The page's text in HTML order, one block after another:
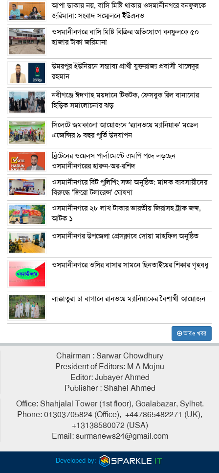
আপা ডাকায় নয়, বাসি মিষ্টি থাকায় ওসমানীনগরে বনফুলকে
জরিমানা: সংবাদ সম্মেলনে ইউএনও
ওসমানীনগরে বাসি মিষ্টি বিক্রির অভিযোগে বনফুলকে ৫০
হাজার টাকা জরিমানা
উমরপুর ইউনিয়নে সম্ভাব্য প্রার্থী যুক্তরাজ্য প্রবাসী খালেদুর
রহমান
নবীগঞ্জে ঈদগাহ ময়দানে টিকটক, ফেসবুক রিল বানানোর
হিড়িক সমালোচনার ঝড়
সিলেটে জমকালো আয়োজনে ‘র‍্যানওয়ে ম্যানিয়াক’ মডেল
এজেন্সির ৯ বছর পূর্তি উদযাপন
ব্রিটেনের ওয়েলস পার্লামেন্টে এমপি পদে লড়ছেন
ওসমানীনগরের হারুন-অর-রশিদ
ওসমানীনগরে বিট পুলিশিং সভা অনুষ্ঠিত: মাদক ব্যবসায়ীদের
বিরুদ্ধে ‘জিরো টলারেন্স’ ঘোষণা
ওসমানীনগরে ২৮ লাখ টাকার ভারতীয় জিরাসহ ট্রাক জব্দ,
আটক ১
ওসমানীনগর উপজেলা প্রেসক্লাবে দোয়া মাহফিল অনুষ্ঠিত
ওসমানীনগরে ওসির বাসার সামনে ছিনতাইয়ের শিকার গৃহবধু
লাক্কাতুরা চা বাগানে রানওয়ে ম্যানিয়াকের বৈশাখী আয়োজন
আরও খবর
Chairman : Sarwar Chowdhury
President of Editors: M A Mojnu
Editor: Jubayer Ahmed
Publisher : Shahel Ahmed
Office: Shahjalal Tower (1st floor), Goalabazar, Sylhet.
Phone: 01303705824 (Office), +447865482271 (UK),
+13138580072 (USA)
Email: surmanews24@gmail.com
Developed by: